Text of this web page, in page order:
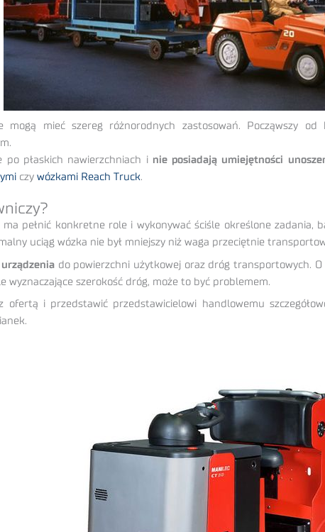
mogą mieć szereg różnorodnych zastosowań. Począwszy
płaskich nawierzchniach i nie posiadają umiejętności
czy wózkami Reach Truck.
pełnić konkretne role i wykonywać ściśle określone zadania,
uciąg wózka nie był mniejszy niż waga przeciętnie
do powierzchni użytkowej oraz dróg transportowych.
wyznaczające szerokość dróg, może to być problemem.
ofertą i przedstawić przedstawicielowi handlowemu